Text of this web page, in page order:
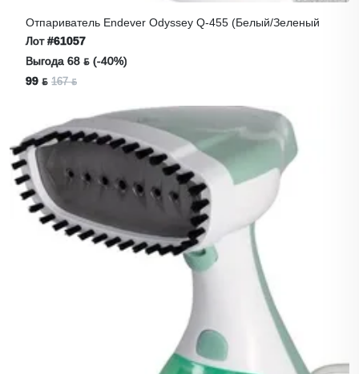
Отпариватель Endever Odyssey Q-455 (белый/зеленый
Лот#61057
Выгода 68 ƃ (-40%)
99 ƃ 167 ƃ